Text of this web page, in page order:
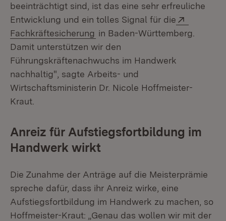
beeinträchtigt sind, ist das eine sehr erfreuliche
Entwicklung und ein tolles Signal für die
Fachkräftesicherung (Öffnet in neuem Fenster)
in Baden-Württemberg.
Damit unterstützen wir den
Führungskräftenachwuchs im Handwerk
nachhaltig", sagte Arbeits- und
Wirtschaftsministerin Dr. Nicole Hoffmeister-
Kraut.
Anreiz für Aufstiegsfortbildung im
Handwerk wirkt
Die Zunahme der Anträge auf die Meisterprämie
spreche dafür, dass ihr Anreiz wirke, eine
Aufstiegsfortbildung im Handwerk zu machen, so
Hoffmeister-Kraut: „Genau das wollen wir mit der